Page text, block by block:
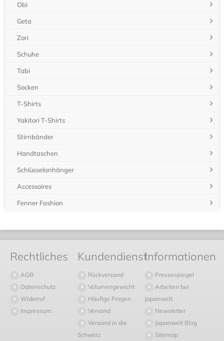
Obi
Geta
Zori
Schuhe
Tabi
Socken
T-Shirts
Yakitori T-Shirts
Stirnbänder
Handtaschen
Schlüsselanhänger
Accessoires
Fenner Fashion
Rechtliches
AGB
Datenschutz
Widerruf
Impressum
Kundendienst
Rückversand
Volumengewicht
Häufige Fragen
Versand
Versand in die
Schweiz
Informationen
Pressespiegel
Arbeiten bei
Japanwelt
Newsletter
Japanwelt Blog
Sitemap